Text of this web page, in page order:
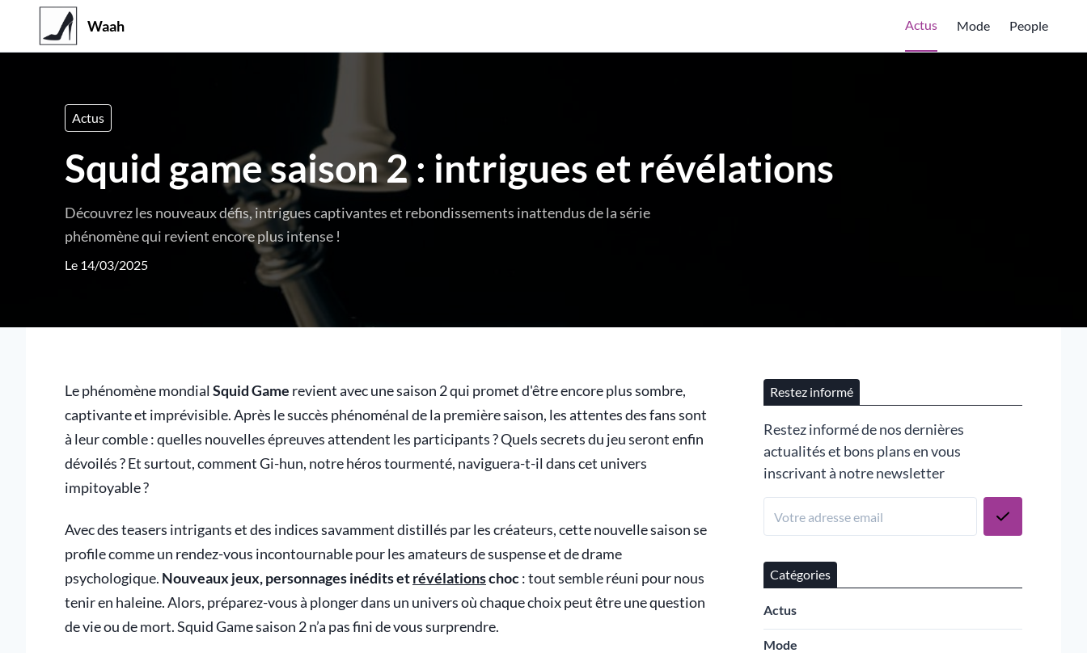
Waah Actus Mode People
Actus
Squid game saison 2 : intrigues et révélations
Découvrez les nouveaux défis, intrigues captivantes et rebondissements inattendus de la série
phénomène qui revient encore plus intense !
Le 14/03/2025
Le phénomène mondial Squid Game revient avec une saison 2 qui promet d'être encore plus sombre,
captivante et imprévisible. Après le succès phénoménal de la première saison, les attentes des fans sont
à leur comble : quelles nouvelles épreuves attendent les participants ? Quels secrets du jeu seront enfin
dévoilés ? Et surtout, comment Gi-hun, notre héros tourmenté, naviguera-t-il dans cet univers
impitoyable ?
Avec des teasers intrigants et des indices savamment distillés par les créateurs, cette nouvelle saison se
profile comme un rendez-vous incontournable pour les amateurs de suspense et de drame
psychologique. Nouveaux jeux, personnages inédits etrévélationschoc: tout semble réuni pour nous
tenir en haleine. Alors, préparez-vous à plonger dans un univers où chaque choix peut être une question
de vie ou de mort. Squid Game saison 2 n’a pas fini de vous surprendre.
Restez informé
Restez informé de nos dernières
actualités et bons plans en vous
inscrivant à notre newsletter
Catégories
Actus
Mode